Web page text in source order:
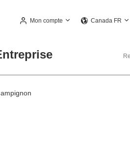
Mon compte Canada FR